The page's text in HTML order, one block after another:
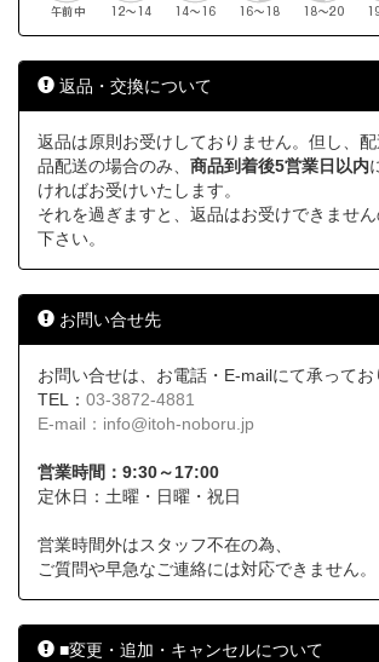
返品・交換について
返品は原則お受けしておりません。但し、
品配送の場合のみ、 商品到着後5営業日以内
ければお受けいたします。
それを過ぎますと、返品はお受けできませ
下さい。
お問い合せ先
お問い合せは、お電話・E-mailにて承ってお
TEL： 03-3872-4881
E-mail： info@itoh-noboru.jp
営業時間：9:30～17:00
定休日：土曜・日曜・祝日
営業時間外はスタッフ不在の為、
ご質問や早急なご連絡には対応できません。
■変更・追加・キャンセルについて